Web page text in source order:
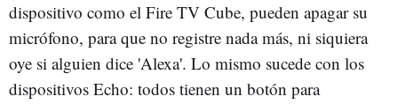
dispositivo como el Fire TV Cube, pueden apagar su
micrófono, para que no registre nada más, ni siquiera
oye si alguien dice 'Alexa'. Lo mismo sucede con los
dispositivos Echo: todos tienen un botón para